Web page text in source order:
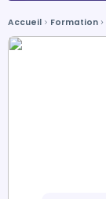
Accueil Formation